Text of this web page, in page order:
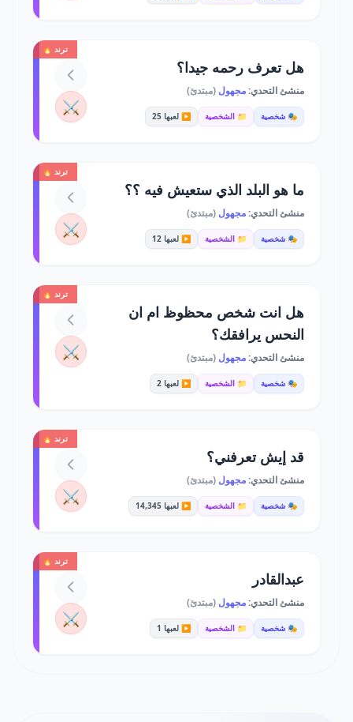
ترند 🔥
هل تعرف رحمه جيدا؟
منشئ التحدي:مجهول (مبتدئ)
🎭 شخصية 📁 الشخصية ▶️ لعبها 25 ⚔️
ترند 🔥
ما هو البلد الذي ستعيش فيه ؟؟
منشئ التحدي:مجهول (مبتدئ)
🎭 شخصية 📁 الشخصية ▶️ لعبها 12 ⚔️
ترند 🔥
هل انت شخص محظوظ ام ان
النحس يرافقك؟
منشئ التحدي:مجهول (مبتدئ)
🎭 شخصية 📁 الشخصية ▶️ لعبها 2
⚔️
ترند 🔥
قد إيش تعرفني؟
منشئ التحدي:مجهول (مبتدئ)
🎭 شخصية 📁 الشخصية ▶️ لعبها 14,345 ⚔️
ترند 🔥
عبدالقادر
منشئ التحدي:مجهول (مبتدئ)
🎭 شخصية 📁 الشخصية ▶️ لعبها 1 ⚔️